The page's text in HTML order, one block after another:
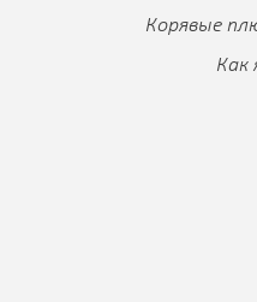
Корявые плющ
Как я